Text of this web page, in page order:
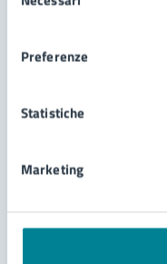
Preferenze
Statistiche
Marketing
Edicola digitale
Richiesta prestito